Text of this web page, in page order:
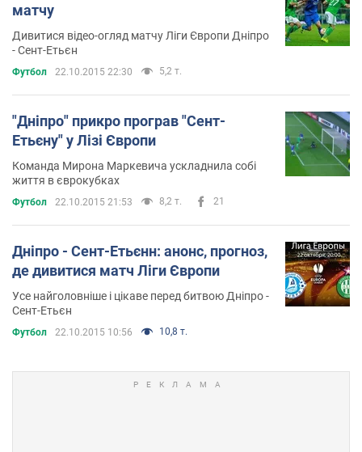
матчу
Дивитися відео-огляд матчу Ліги Європи Дніпро
- Сент-Етьєн
Футбол 22.10.2015 22:30 5,2 т.
"Дніпро" прикро програв "Сент-
Етьєну" у Лізі Європи
Команда Мирона Маркевича ускладнила собі
життя в єврокубках
Футбол 22.10.2015 21:53 8,2 т. 21
Дніпро - Сент-Етьєнн: анонс, прогноз,
де дивитися матч Ліги Європи
Усе найголовніше і цікаве перед битвою Дніпро -
Сент-Етьєн
Футбол 22.10.2015 10:56 10,8 т.